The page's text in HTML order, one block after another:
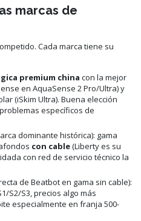
marcas de
Cada marca tiene su
premium china con la mejor
en AquaSense 2 Pro/Ultra) y
(iSkim Ultra). Buena elección
específicos de
dominante histórica): gama
con cable(Liberty es su
con red de servicio técnico la
de Beatbot en gama sin cable):
S2/S3, precios algo más
especialmente en franja 500-